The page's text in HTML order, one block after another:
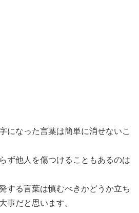
になった言葉は簡単に消せないこ
ず他人を傷つけることもあるのは
する言葉は慎むべきかどうか立ち
事だと思います。